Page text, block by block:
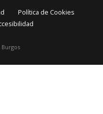
Política de Cookies